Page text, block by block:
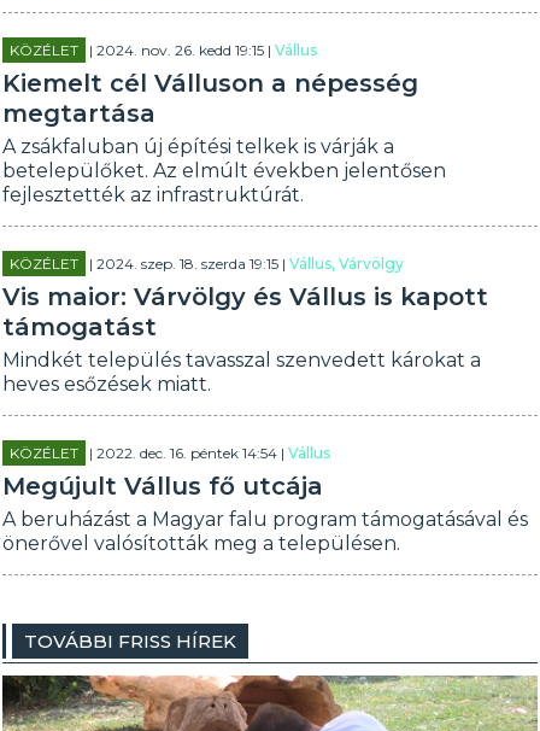
KÖZÉLET | 2024. nov. 26. kedd 19:15 |Vállus
Kiemelt cél Válluson a népesség
megtartása
A zsákfaluban új építési telkek is várják a
betelepülőket. Az elmúlt években jelentősen
fejlesztették az infrastruktúrát.
KÖZÉLET | 2024. szep. 18. szerda 19:15 |Vállus, Várvölgy
Vis maior: Várvölgy és Vállus is kapott
támogatást
Mindkét település tavasszal szenvedett károkat a
heves esőzések miatt.
KÖZÉLET | 2022. dec. 16. péntek 14:54 |Vállus
Megújult Vállus fő utcája
A beruházást a Magyar falu program támogatásával és
önerővel valósították meg a településen.
TOVÁBBI FRISS HÍREK